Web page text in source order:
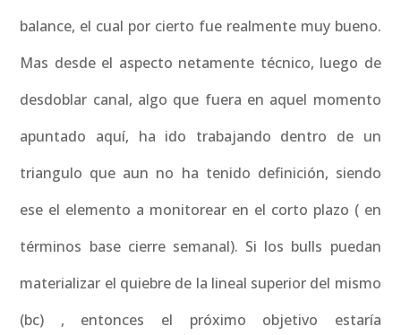
balance, el cual por cierto fue realmente muy bueno.
Mas desde el aspecto netamente técnico, luego de
desdoblar canal, algo que fuera en aquel momento
apuntado aquí, ha ido trabajando dentro de un
triangulo que aun no ha tenido definición, siendo
ese el elemento a monitorear en el corto plazo ( en
términos base cierre semanal). Si los bulls puedan
materializar el quiebre de la lineal superior del mismo
(bc) , entonces el próximo objetivo estaría